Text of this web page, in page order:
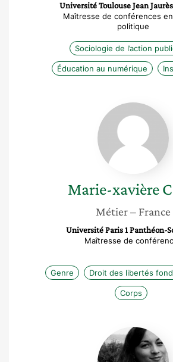
Université Toulouse Jean
Maîtresse de conférences
politique
Sociologie de l’action
Éducation au numérique
Marie-
xavière
Catto
Marie-xavière
Métier– France
Université Paris 1 Panthéon-
Maîtresse de
Genre Droit des libertés
Corps
Clémence
Lehec